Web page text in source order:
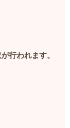
行われます。